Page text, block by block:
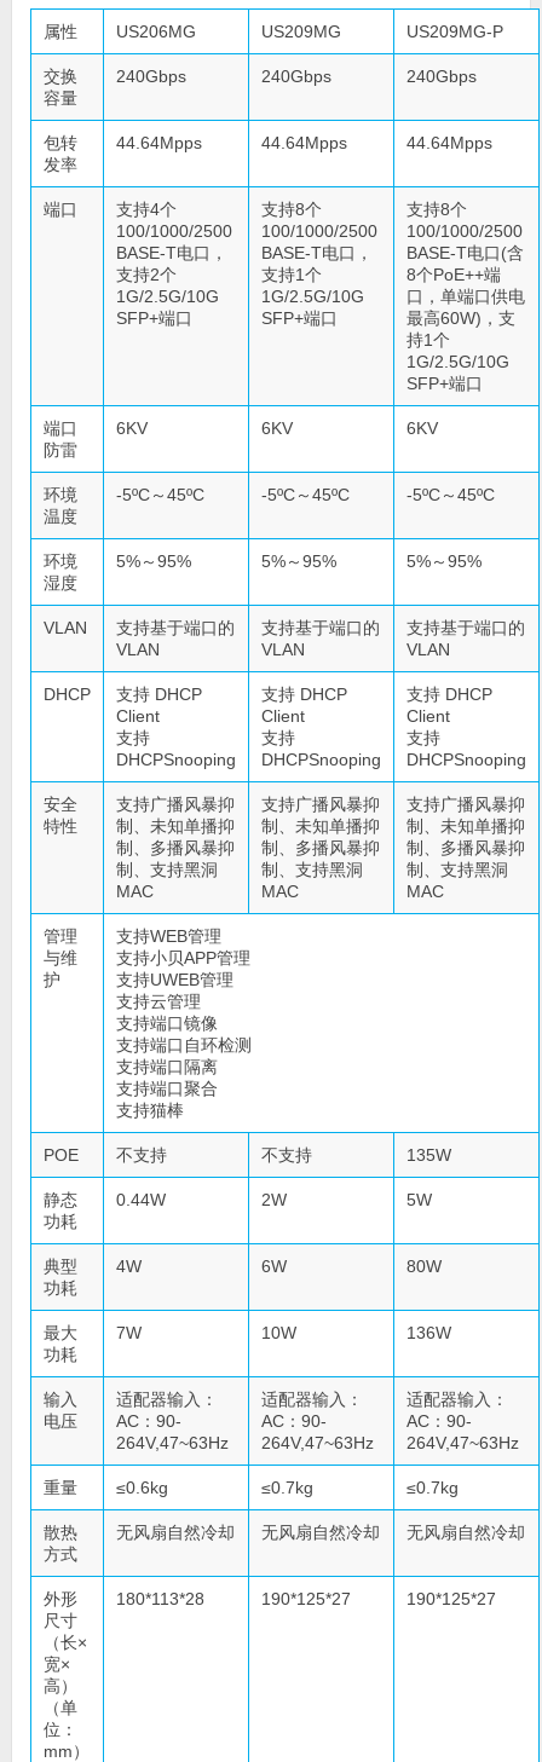
属性 US206MG US209MG US209MG-P
交换
容量
240Gbps 240Gbps 240Gbps
包转
发率
44.64Mpps 44.64Mpps 44.64Mpps
端口
支持4个
100/1000/2500
BASE-T电口，
支持2个
1G/2.5G/10G
SFP+端口
支持8个
100/1000/2500
BASE-T电口，
支持1个
1G/2.5G/10G
SFP+端口
支持8个
100/1000/2500
BASE-T电口(含
8个PoE++端
口，单端口供电
最高60W)，支
持1个
1G/2.5G/10G
SFP+端口
端口
防雷
6KV 6KV 6KV
环境
温度
-5ºC～45ºC -5ºC～45ºC -5ºC～45ºC
环境
湿度
5%～95% 5%～95% 5%～95%
VLAN
支持基于端口的
VLAN
支持基于端口的
VLAN
支持基于端口的
VLAN
DHCP
支持 DHCP
Client
支持
DHCPSnooping
支持 DHCP
Client
支持
DHCPSnooping
支持 DHCP
Client
支持
DHCPSnooping
安全
特性
支持广播风暴抑
制、未知单播抑
制、多播风暴抑
制、支持黑洞
MAC
支持广播风暴抑
制、未知单播抑
制、多播风暴抑
制、支持黑洞
MAC
支持广播风暴抑
制、未知单播抑
制、多播风暴抑
制、支持黑洞
MAC
管理
与维
护
支持WEB管理
支持小贝APP管理
支持UWEB管理
支持云管理
支持端口镜像
支持端口自环检测
支持端口隔离
支持端口聚合
支持猫棒
POE 不支持 不支持 135W
静态
功耗
0.44W 2W 5W
典型
功耗
4W 6W 80W
最大
功耗
7W 10W 136W
输入
电压
适配器输入：
AC：90-
264V,47~63Hz
适配器输入：
AC：90-
264V,47~63Hz
适配器输入：
AC：90-
264V,47~63Hz
重量 ≤0.6kg ≤0.7kg ≤0.7kg
散热
方式
无风扇自然冷却 无风扇自然冷却 无风扇自然冷却
外形
尺寸
（长×
宽×
高）
（单
位：
mm）
180*113*28 190*125*27 190*125*27